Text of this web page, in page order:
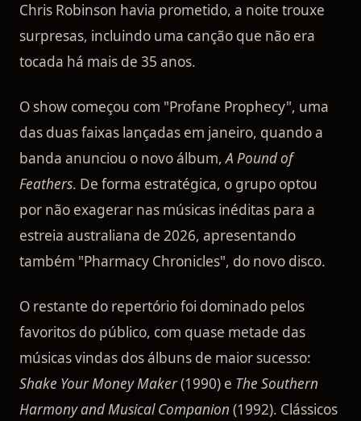
Chris Robinson havia prometido, a noite trouxe
surpresas, incluindo uma canção que não era
tocada há mais de 35 anos.
O show começou com "Profane Prophecy", uma
das duas faixas lançadas em janeiro, quando a
banda anunciou o novo álbum,A Pound of
Feathers. De forma estratégica, o grupo optou
por não exagerar nas músicas inéditas para a
estreia australiana de 2026, apresentando
também "Pharmacy Chronicles", do novo disco.
O restante do repertório foi dominado pelos
favoritos do público, com quase metade das
músicas vindas dos álbuns de maior sucesso:
Shake Your Money Maker(1990) e The Southern
Harmony and Musical Companion (1992). Clássicos